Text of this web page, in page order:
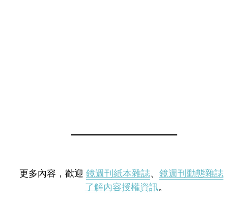
更多內容，歡迎 鏡週刊紙本雜誌、 鏡週刊動態雜誌
了解內容授權資訊。